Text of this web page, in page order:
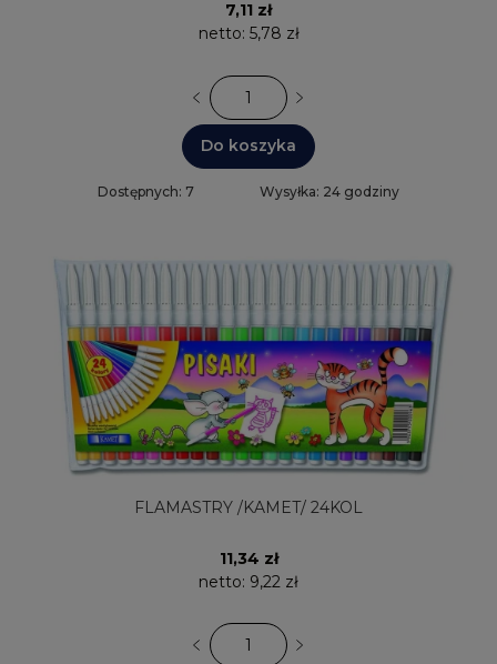
7,11 zł
netto: 5,78 zł
Do koszyka
Dostępnych: 7 Wysyłka: 24 godziny
FLAMASTRY /KAMET/ 24KOL
11,34 zł
netto: 9,22 zł